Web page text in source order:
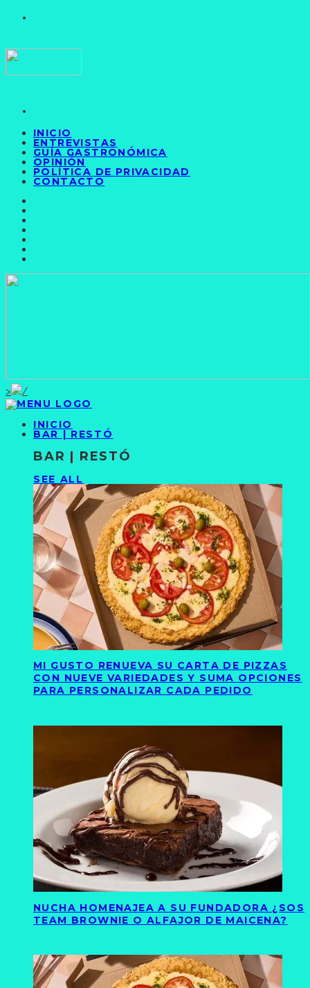
INICIO
ENTREVISTAS
GUÍA GASTRONÓMICA
OPINIÓN
POLÍTICA DE PRIVACIDAD
CONTACTO
>
INICIO
BAR | RESTÓ
BAR | RESTÓ
SEE ALL
MI GUSTO RENUEVA SU CARTA DE PIZZAS
CON NUEVE VARIEDADES Y SUMA OPCIONES
PARA PERSONALIZAR CADA PEDIDO
NUCHA HOMENAJEA A SU FUNDADORA ¿SOS
TEAM BROWNIE O ALFAJOR DE MAICENA?